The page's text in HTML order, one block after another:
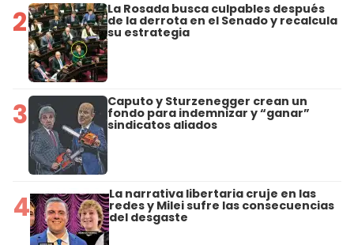
2 La Rosada busca culpables después
de la derrota en el Senado y recalcula
su estrategia
3 Caputo y Sturzenegger crean un
fondo para indemnizar y “ganar”
sindicatos aliados
4 La narrativa libertaria cruje en las
redes y Milei sufre las consecuencias
del desgaste